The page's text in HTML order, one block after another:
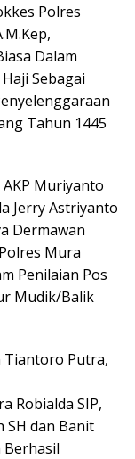
Polres
Dalam
Sebagai
Tahun 1445
Muriyanto
Jerry Astriyanto
Dermawan
Mura
Penilaian Pos
Mudik/Balik
Tiantoro Putra,
Robialda SIP,
SH dan Banit
Berhasil